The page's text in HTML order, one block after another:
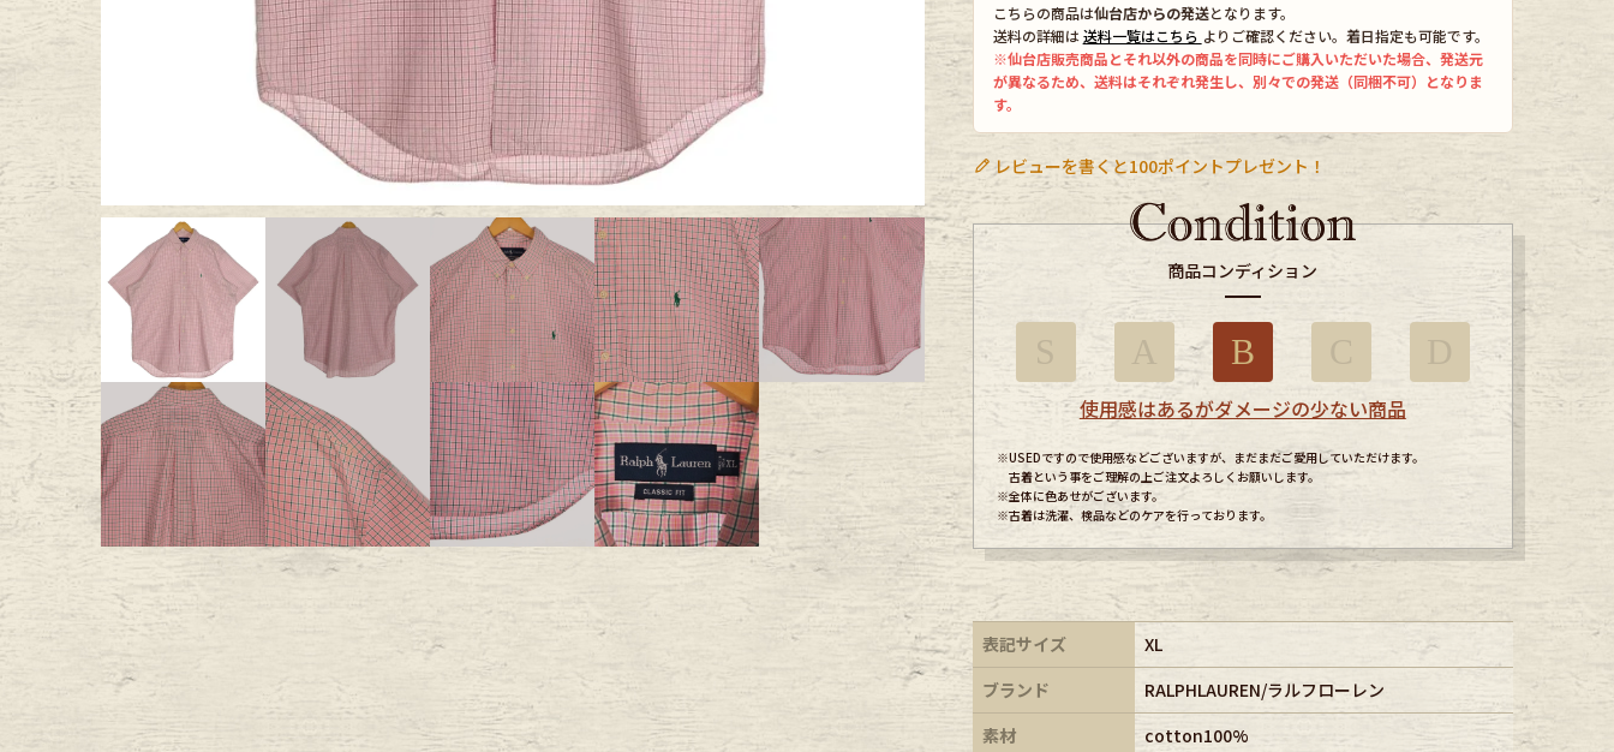
レディース商品カテゴリーから探す
Bottoms
Fafatt Kidswear
小物・アクセサリーから探す
Eye Wear Cap
Bag Stall・Scarf
Accessory
antique goods
こちらの商品は仙台店からの発送となります。
送料の詳細は送料一覧はこちら よりご確認ください。着日指定も可能です。
※仙台店販売商品とそれ以外の商品を同時にご購入いただいた場合、発送元
が異なるため、送料はそれぞれ発生し、別々での発送（同梱不可）となりま
す。
レビューを書くと100ポイントプレゼント！
商品コンディション
B
使用感はあるがダメージの少ない商品
※USEDですので使用感などございますが、まだまだご愛用していただけます。
古着という事をご理解の上ご注文よろしくお願いします。
※全体に色あせがございます。
※古着は洗濯、検品などのケアを行っております。
表記サイズ
XL
ブランド
RALPHLAUREN/ラルフローレン
素材
cotton100%